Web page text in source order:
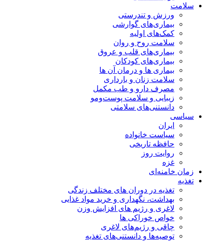
سلامت
ورزش و تندرستی
بیماری‌های گوارشی
کمک‌های اولیه
سلامت روح و روان
بیماری‌های قلب و عروق
بیماری‌های کودکان
بیماری ها و درمان آن ها
سلامت زنان و بارداری
مصرف دارو و طب مکمل
زیبایی و سلامت پوست‌ومو
دانستنی‌های سلامتی
سیاسی
ایران
سیاست خانواده
حافظه تاریخی
روایت روز
غزه
زمان خامنه‌ای
تغذیه
تغذیه در دوران های مختلف زندگی
بهداشت، نگهداری و خرید مواد غذایی
لاغری و رژیم های افزایش وزن
خواص خوراكی ها
چاقی و رژیم‌های لاغری
توصیه‌ها و دانستنی‌های تغذیه